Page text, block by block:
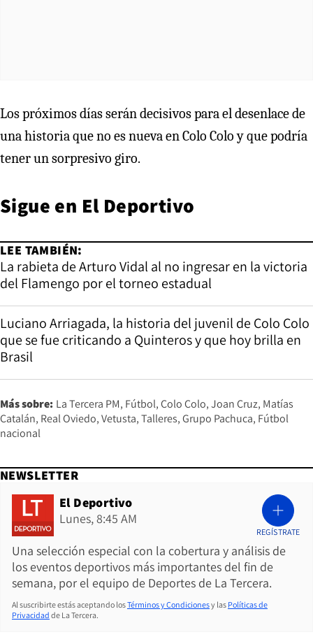
Los próximos días serán decisivos para el desenlace de
una historia que no es nueva en Colo Colo y que podría
tener un sorpresivo giro.
Sigue en El Deportivo
LEE TAMBIÉN:
La rabieta de Arturo Vidal al no ingresar en la victoria
del Flamengo por el torneo estadual
Luciano Arriagada, la historia del juvenil de Colo Colo
que se fue criticando a Quinteros y que hoy brilla en
Brasil
Más sobre: La Tercera PM Fútbol Colo Colo Joan Cruz Matías
Catalán Real Oviedo Vetusta Talleres Grupo Pachuca Fútbol
nacional
NEWSLETTER
El Deportivo
Lunes, 8:45 AM
Una selección especial con la cobertura y análisis de
los eventos deportivos más importantes del fin de
semana, por el equipo de Deportes de La Tercera.
REGÍSTRATE
Al suscribirte estás aceptando losTérminos y Condicionesy las Políticas de
Privacidad de La Tercera.